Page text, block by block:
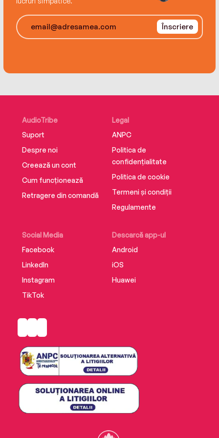
Înscriere
AudioTribe
Suport
Despre noi
Creează un cont
Cum funcționează
Retragere din comandă
Social Media
Facebook
LinkedIn
Instagram
TikTok
Descarcă app-ul
Android
iOS
Huawei
Legal
ANPC
Politica de
confidențialitate
Politica de cookie
Termeni și condiții
Regulamente